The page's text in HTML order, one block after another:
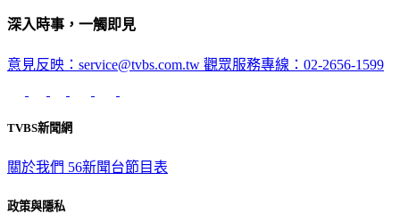
深入時事，一觸即見
意見反映：service@tvbs.com.tw 觀眾服務專線：02-2656-1599
TVBS新聞網
關於我們 56新聞台節目表
政策與隱私